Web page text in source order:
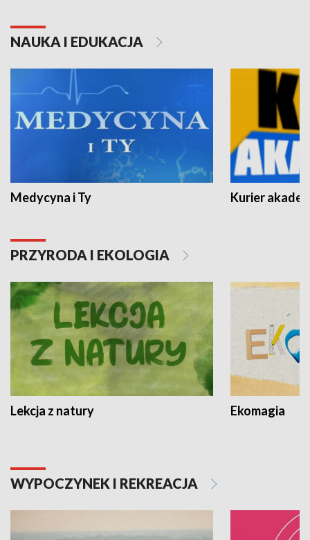
NAUKA I EDUKACJA
Medycyna i Ty Kurier
PRZYRODA I EKOLOGIA
Lekcja z natury Ekomagia
WYPOCZYNEK I REKREACJA